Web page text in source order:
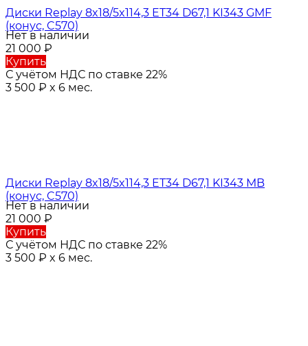
Диски Replay 8x18/5x114,3 ET34 D67,1 KI343 GMF
(конус, C570)
Нет в наличии
21 000 ₽
Купить
С учётом НДС по ставке 22%
3 500 ₽ x 6 мес.
Диски Replay 8x18/5x114,3 ET34 D67,1 KI343 MB
(конус, C570)
Нет в наличии
21 000 ₽
Купить
С учётом НДС по ставке 22%
3 500 ₽ x 6 мес.